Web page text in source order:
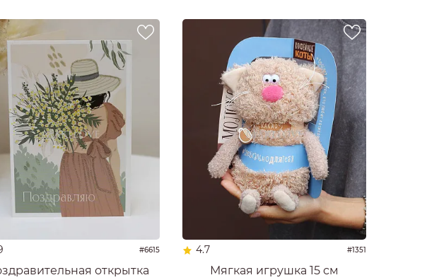
#6615
открытка
4.7 #1351
Мягкая игрушка 15 см